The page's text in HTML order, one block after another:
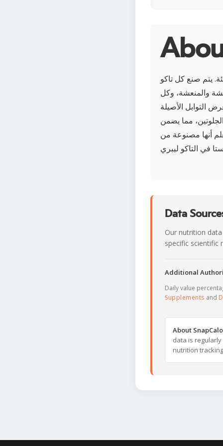
يتم صنع كل تاكو
والمنعشة، وكل
التوابل الأصيلة
مما يضمن
أنها مصنوعة من
Data
Our nutrition
specific scientific
Additional
Daily value
Supplements and
About
data is
nutrition